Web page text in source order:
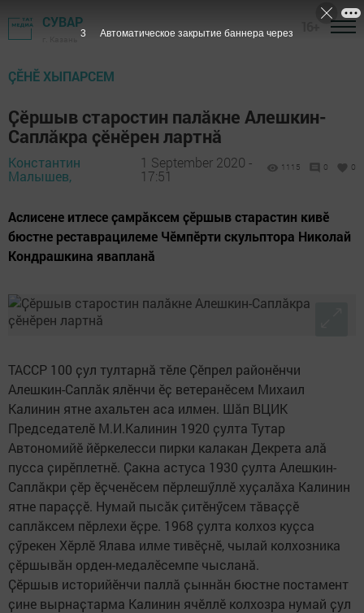
СУВАР
ÇӖНӖ ХЫПАРСЕМ
Ҫӗршыв старостин палӑкне Алешкин-
Саплӑкра ҫӗнӗрен лартнӑ
Константин
Малышев,
1 September 2020 -
17:51
1115 0 0
Аслисене итлесе ҫамрӑксем ҫӗршыв старастин кивӗ
бюстне реставрацилеме Чӗмпӗрти скульптора Николай
Кондрашкина явапланӑ
ТАССР 100 ҫул тултарнӑ тӗле Ҫӗпрел районӗнчи
Алешкин-Саплӑк ялӗнчи ӗҫ ветеранӗсем Михаил
Калинин ятне ахальтен аса илмен. Шӑп ВЦИК
Председателӗ М.И.Калинин 1920 ҫулта Тутар
Автономийӗ йӗркелесси пирки калакан Декрета алӑ
пусса ҫирӗплетнӗ. Ҫакна астуса 1930 ҫулта Алешкин-
Саплӑкри ҫӗр ӗҫченӗсем пӗрлешӳллӗ хуҫалӑха Калинин
ятне параҫҫӗ. Нумай пысӑк ҫитӗнӳсем тӑваҫҫӗ
саплӑксем пӗрлехи ӗҫре. 1968 ҫулта колхоз куҫса
ҫӳрекен Хӗрлӗ Ялава илме тивӗҫнӗ, чылай колхозника
ҫӗршывӑн орден-медалӗсемпе чысланӑ.
Ҫӗршыв историйӗнчи паллӑ ҫыннӑн бюстне постамент
ҫине вырнаҫтарма Калинин ячӗллӗ колхозра нумай ҫул
2 Автоматическое закрытие баннера через